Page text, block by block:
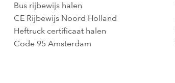
Bus rijbewijs halen
CE Rijbewijs Noord Holland
Heftruck certificaat halen
Code 95 Amsterdam